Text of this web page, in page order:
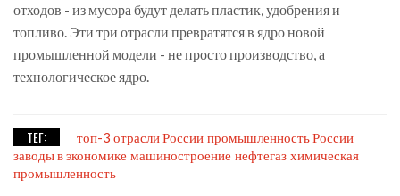
отходов - из мусора будут делать пластик, удобрения и
топливо. Эти три отрасли превратятся в ядро новой
промышленной модели - не просто производство, а
технологическое ядро.
ТЕГ: топ-3 отрасли России промышленность России
заводы в экономике машиностроение нефтегаз химическая
промышленность